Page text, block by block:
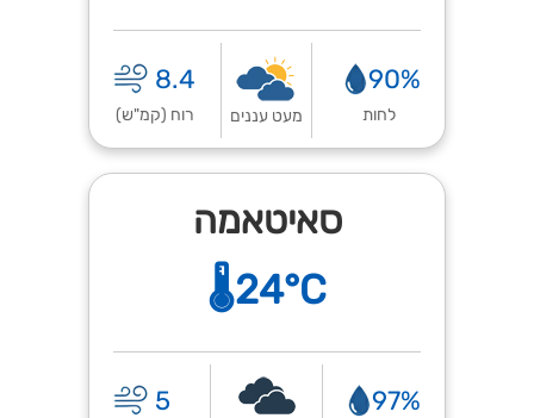
90%
לחות מעט עננים
8.4
רוח (קמ"ש)
סאיטאמה
🌡️24°C
97%
5